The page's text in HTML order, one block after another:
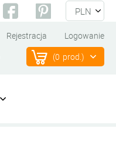
Rejestracja
Logowanie
(0 prod.)